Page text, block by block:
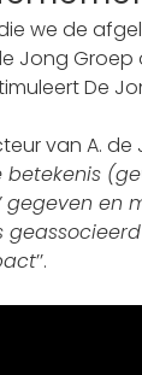
we de
Jong
De
van A. de
gegeven
’’.